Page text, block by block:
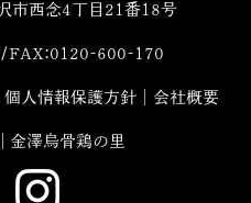
市西念4丁目21番18号
600-170
個人情報保護方針 会社概要
金澤烏骨鶏の里